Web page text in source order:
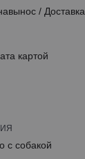
/ Доставка
картой
с собакой